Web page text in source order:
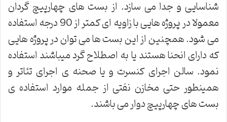
شناسایی و جدا می سازد. از بست های چهارپیچ گردان
معمولا در پروژه هایی با زاویه ای کمتر از 90 درجه استفاده
می شود. همچنین از این بست ها می توان در پروژه هایی
که دارای انحنا هستند یا به اصطلاح گرد میباشند استفاده
نمود. سالن اجرای کنسرت و یا صحنه ی اجرای تئاتر و
همینطور حتی مخازن نفتی از جمله موارد استفاده ی
بست های چهارپیچ دوار می باشند.